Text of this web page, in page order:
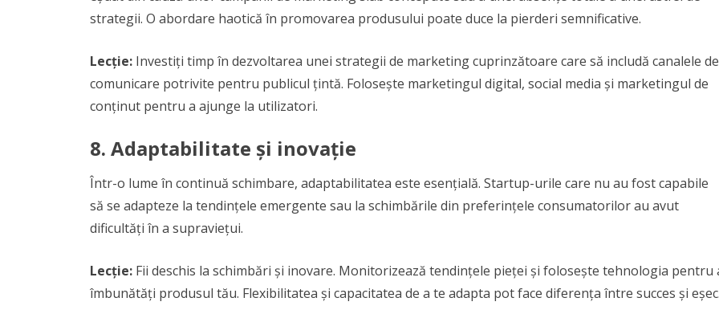
strategii. O abordare haotică în promovarea produsului poate duce la pierderi semnificative.
Lecție: Investiți timp în dezvoltarea unei strategii de marketing cuprinzătoare care să includă canalele de
comunicare potrivite pentru publicul țintă. Folosește marketingul digital, social media și marketingul de
conținut pentru a ajunge la utilizatori.
8. Adaptabilitate și inovație
Într-o lume în continuă schimbare, adaptabilitatea este esențială. Startup-urile care nu au fost capabile
să se adapteze la tendințele emergente sau la schimbările din preferințele consumatorilor au avut
dificultăți în a supraviețui.
Lecție: Fii deschis la schimbări și inovare. Monitorizează tendințele pieței și folosește tehnologia pentru
îmbunătăți produsul tău. Flexibilitatea și capacitatea de a te adapta pot face diferența între succes și